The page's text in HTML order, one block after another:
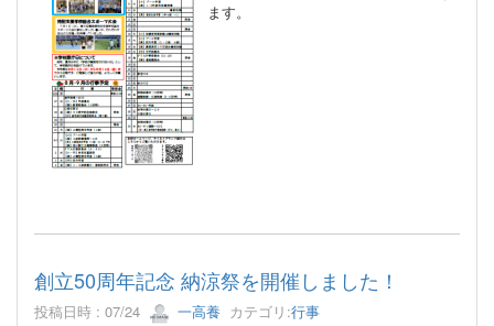
ます。
創立50周年記念 納涼祭を開催しました！
投稿日時 : 07/24 一高養 カテゴリ:行事